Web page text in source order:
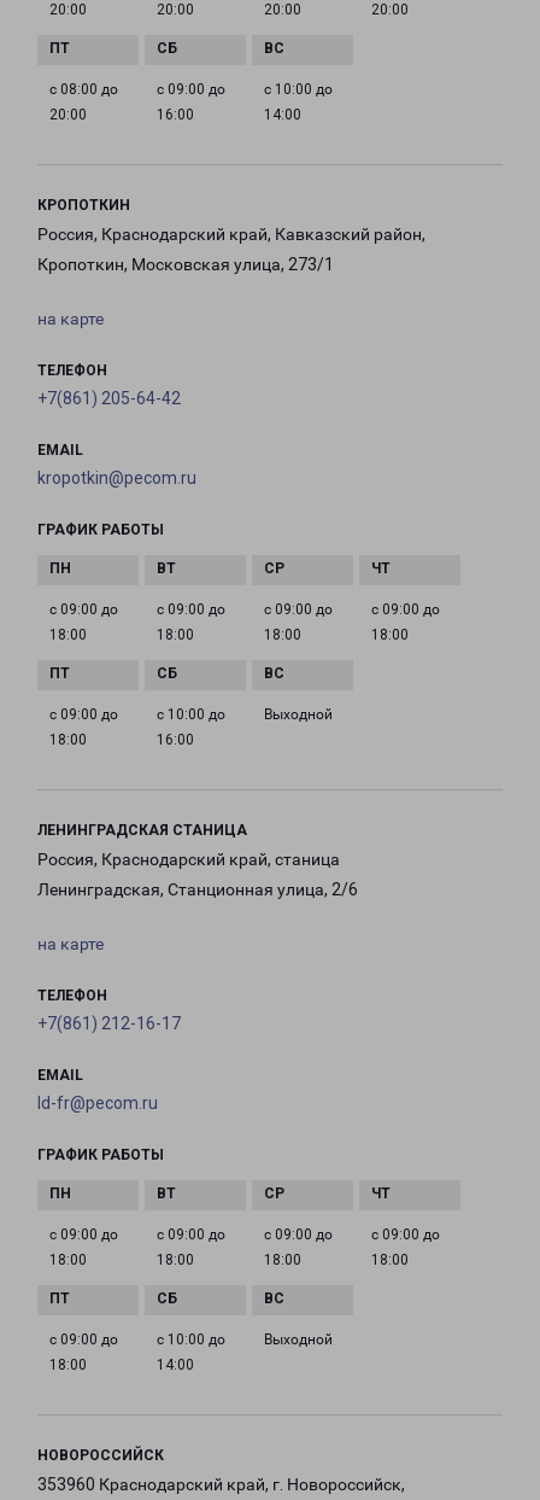
20:00
20:00
20:00
20:00
с 08:00 до
20:00
с 09:00 до
16:00
с 10:00 до
14:00
КРОПОТКИН
Россия, Краснодарский край, Кавказский район,
Кропоткин, Московская улица, 273/1
на карте
ТЕЛЕФОН
+7(861) 205-64-42
EMAIL
kropotkin@pecom.ru
ГРАФИК РАБОТЫ
с 09:00 до
18:00
с 09:00 до
18:00
с 09:00 до
18:00
с 09:00 до
18:00
с 09:00 до
18:00
с 10:00 до
16:00
Выходной
ЛЕНИНГРАДСКАЯ СТАНИЦА
Россия, Краснодарский край, станица
Ленинградская, Станционная улица, 2/6
на карте
ТЕЛЕФОН
+7(861) 212-16-17
EMAIL
ld-fr@pecom.ru
ГРАФИК РАБОТЫ
с 09:00 до
18:00
с 09:00 до
18:00
с 09:00 до
18:00
с 09:00 до
18:00
с 09:00 до
18:00
с 10:00 до
14:00
Выходной
НОВОРОССИЙСК
353960 Краснодарский край, г. Новороссийск,